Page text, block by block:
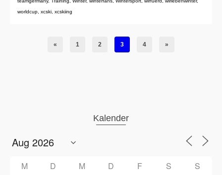
worldcup xcski xcskiing
« 1 2 3 4 »
Kalender
M D M D F S S